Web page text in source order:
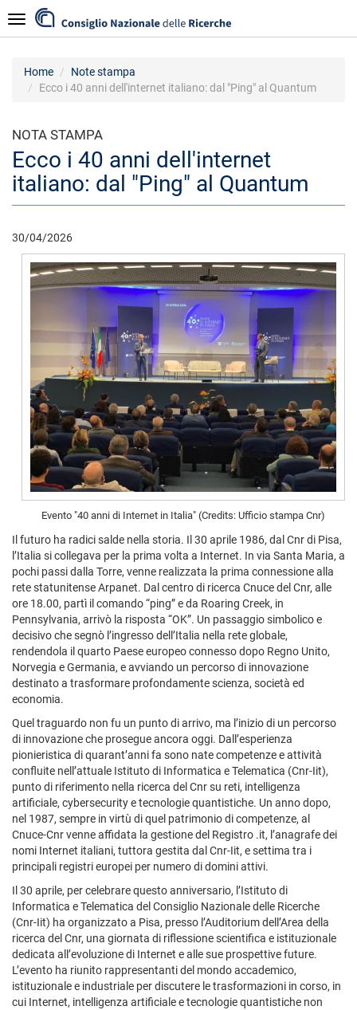
al
contenuto
Navigazione
Home
Note stampa
Ecco i 40 anni dell'internet italiano: dal "Ping" al Quantum
NOTA STAMPA
Ecco i 40 anni dell'internet
italiano: dal "Ping" al Quantum
30/04/2026
Evento "40 anni di Internet in Italia" (Credits: Ufficio stampa Cnr)
Il futuro ha radici salde nella storia. Il 30 aprile 1986, dal Cnr di Pisa,
l’Italia si collegava per la prima volta a Internet. In via Santa Maria, a
pochi passi dalla Torre, venne realizzata la prima connessione alla
rete statunitense Arpanet. Dal centro di ricerca Cnuce del Cnr, alle
ore 18.00, partì il comando “ping” e da Roaring Creek, in
Pennsylvania, arrivò la risposta “OK”. Un passaggio simbolico e
decisivo che segnò l’ingresso dell’Italia nella rete globale,
rendendola il quarto Paese europeo connesso dopo Regno Unito,
Norvegia e Germania, e avviando un percorso di innovazione
destinato a trasformare profondamente scienza, società ed
economia.
Quel traguardo non fu un punto di arrivo, ma l’inizio di un percorso
di innovazione che prosegue ancora oggi. Dall’esperienza
pionieristica di quarant’anni fa sono nate competenze e attività
confluite nell’attuale Istituto di Informatica e Telematica (Cnr-Iit),
punto di riferimento nella ricerca del Cnr su reti, intelligenza
artificiale, cybersecurity e tecnologie quantistiche. Un anno dopo,
nel 1987, sempre in virtù di quel patrimonio di competenze, al
Cnuce-Cnr venne affidata la gestione del Registro .it, l’anagrafe dei
nomi Internet italiani, tuttora gestita dal Cnr-Iit, e settima tra i
principali registri europei per numero di domini attivi.
Il 30 aprile, per celebrare questo anniversario, l’Istituto di
Informatica e Telematica del Consiglio Nazionale delle Ricerche
(Cnr-Iit) ha organizzato a Pisa, presso l’Auditorium dell’Area della
ricerca del Cnr, una giornata di riflessione scientifica e istituzionale
dedicata all’evoluzione di Internet e alle sue prospettive future.
L’evento ha riunito rappresentanti del mondo accademico,
istituzionale e industriale per discutere le trasformazioni in corso, in
cui Internet, intelligenza artificiale e tecnologie quantistiche non